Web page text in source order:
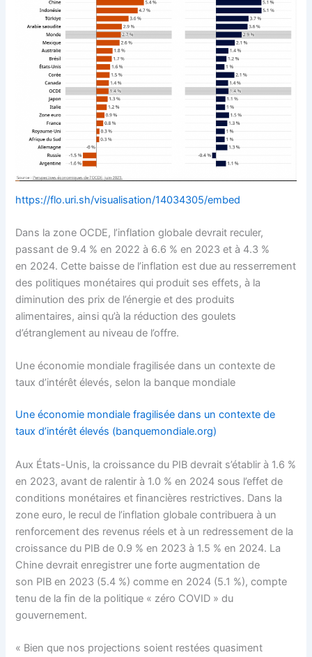
https://flo.uri.sh/visualisation/14034305/embed
Dans la zone OCDE, l’inflation globale devrait reculer,
passant de 9.4 % en 2022 à 6.6 % en 2023 et à 4.3 %
en 2024. Cette baisse de l’inflation est due au resserrement
des politiques monétaires qui produit ses effets, à la
diminution des prix de l’énergie et des produits
alimentaires, ainsi qu’à la réduction des goulets
d’étranglement au niveau de l’offre.
Une économie mondiale fragilisée dans un contexte de
taux d’intérêt élevés, selon la banque mondiale
Une économie mondiale fragilisée dans un contexte de
taux d’intérêt élevés (banquemondiale.org)
Aux États-Unis, la croissance du PIB devrait s’établir à 1.6 %
en 2023, avant de ralentir à 1.0 % en 2024 sous l’effet de
conditions monétaires et financières restrictives. Dans la
zone euro, le recul de l’inflation globale contribuera à un
renforcement des revenus réels et à un redressement de la
croissance du PIB de 0.9 % en 2023 à 1.5 % en 2024. La
Chine devrait enregistrer une forte augmentation de
son PIB en 2023 (5.4 %) comme en 2024 (5.1 %), compte
tenu de la fin de la politique « zéro COVID » du
gouvernement.
« Bien que nos projections soient restées quasiment